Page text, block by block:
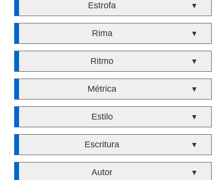
Estrofa ▼
Rima ▼
Ritmo ▼
Métrica ▼
Estilo ▼
Escritura ▼
Autor ▼